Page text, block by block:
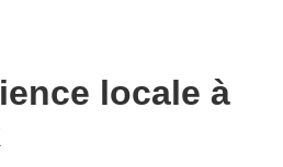
locale à